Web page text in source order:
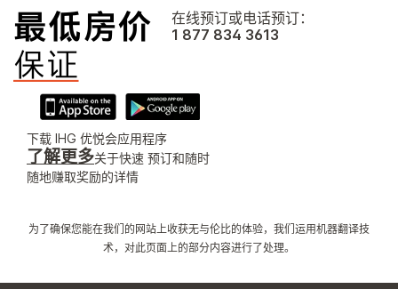
在线预订或电话预订：
1 877 834 3613
下载 IHG 优悦会应用程序
了解更多关于快速 预订和随时
随地赚取奖励的详情
为了确保您能在我们的网站上收获无与伦比的体验，我们运用机器翻译技
术，对此页面上的部分内容进行了处理。